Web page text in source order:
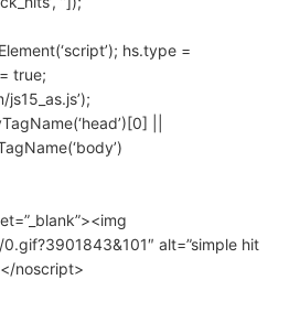
hs.type =
true;
||
alt=”simple hit
noscript>